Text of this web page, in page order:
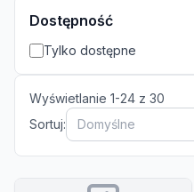
Dostępność
Tylko dostępne
Wyświetlanie 1-24 z 30
Sortuj:
Domyślne